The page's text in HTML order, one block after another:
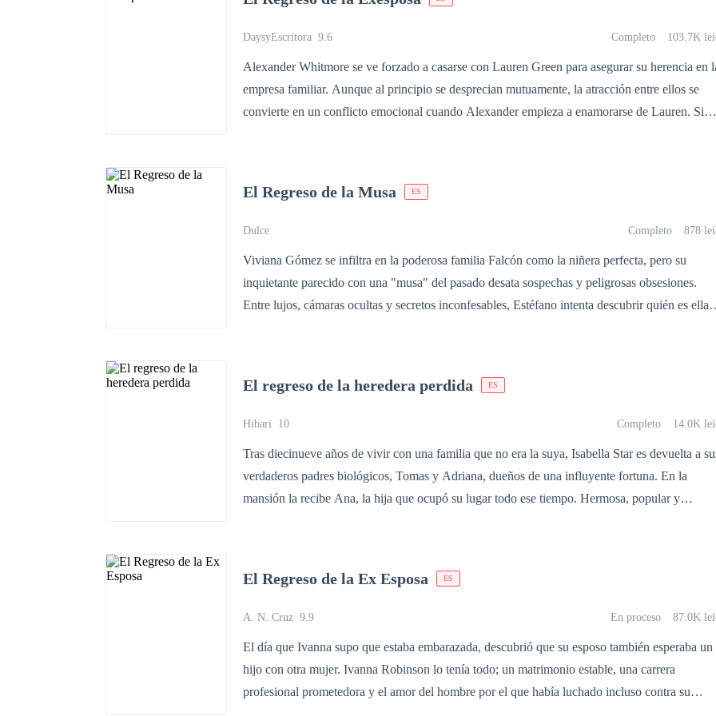
y destruirlo pieza por pieza. Pero cuando Sebastián descubre a Mateo, un niño con su misma
mirada desafiante, la culpa se convierte en una obsesión peligrosa. "¿Podrá la venganza de ella
que los vuelva a unir... o los destruya para siempre?”
DaysyEscritora 9.6 Completo 103.7K
Alexander Whitmore se ve forzado a casarse con Lauren Green para asegurar su herencia en
empresa familiar. Aunque al principio se desprecian mutuamente, la atracción entre ellos se
convierte en un conflicto emocional cuando Alexander empieza a enamorarse de Lauren. Sin
El Regreso de la Musa ES
Dulce Completo 878
Viviana Gómez se infiltra en la poderosa familia Falcón como la niñera perfecta, pero su
inquietante parecido con una "musa" del pasado desata sospechas y peligrosas obsesiones.
Entre lujos, cámaras ocultas y secretos inconfesables, Estéfano intenta descubrir quién es ella
El regreso de la heredera perdida ES
Hibari 10 Completo 14.0K
Tras diecinueve años de vivir con una familia que no era la suya, Isabella Star es devuelta a
verdaderos padres biológicos, Tomas y Adriana, dueños de una influyente fortuna. En la
mansión la recibe Ana, la hija que ocupó su lugar todo ese tiempo. Hermosa, popular y
En secreto, lleva una doble vida como la temida Doctora Dónovan, una figura enigmática en el
bajo mundo de la ciudad, respetada por mafias, traficantes y magnates clandestinos. Dueña de
pero acepta el juego para sus propios fines. Una noche, tras un accidente en carretera, Isabella
salva la vida de un hombre al que considera un desconocido más. Pero lo que no sabe es que
ese hombre es Alexander Montgomery, uno de los nombres más poderosos e intocables de la
El Regreso de la Ex Esposa ES
A. N. Cruz 9.9 En proceso 87.0K
El día que Ivanna supo que estaba embarazada, descubrió que su esposo también esperaba un
hijo con otra mujer. Ivanna Robinson lo tenía todo; un matrimonio estable, una carrera
profesional prometedora y el amor del hombre por el que había luchado incluso contra su